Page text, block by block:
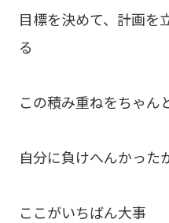
目標を決めて、計画を
る
この積み重ねをちゃん
自分に負けへんかった
ここがいちばん大事